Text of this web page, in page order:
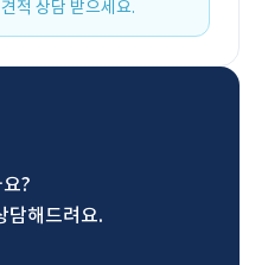
적 상담 받으세요.
?
담해드려요.